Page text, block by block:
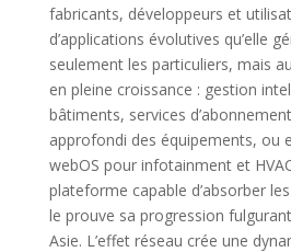
fabricants, développeurs et
d’applications évolutives qu’elle
seulement les particuliers, mais
en pleine croissance : gestion
bâtiments, services
approfondi des équipements, ou
webOS pour infotainment et
plateforme capable d’absorber
le prouve sa progression
Asie. L’effet réseau crée une